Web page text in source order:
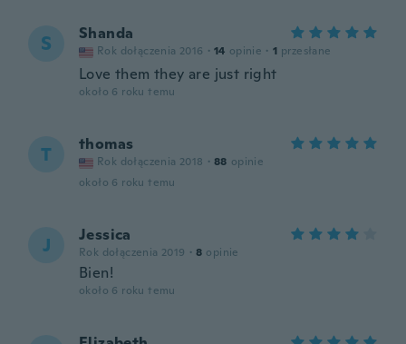
S Shanda
Rok dołączenia 2016 · 14 opinie · 1 przesłane
Love them they are just right
około 6 roku temu
T thomas
Rok dołączenia 2018 · 88 opinie
około 6 roku temu
J Jessica
Rok dołączenia 2019 · 8 opinie
Bien!
około 6 roku temu